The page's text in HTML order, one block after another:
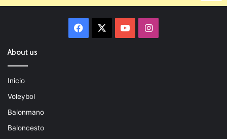
Facebook YouTubeInstagram
About us
Inicio
Voleybol
Balonmano
Baloncesto